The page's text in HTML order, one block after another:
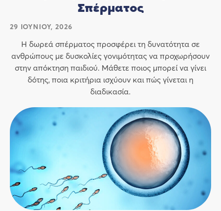
Σπέρματος
29 ΙΟΥΝΊΟΥ, 2026
Η δωρεά σπέρματος προσφέρει τη δυνατότητα σε
ανθρώπους με δυσκολίες γονιμότητας να προχωρήσουν
στην απόκτηση παιδιού. Μάθετε ποιος μπορεί να γίνει
δότης, ποια κριτήρια ισχύουν και πώς γίνεται η
διαδικασία.